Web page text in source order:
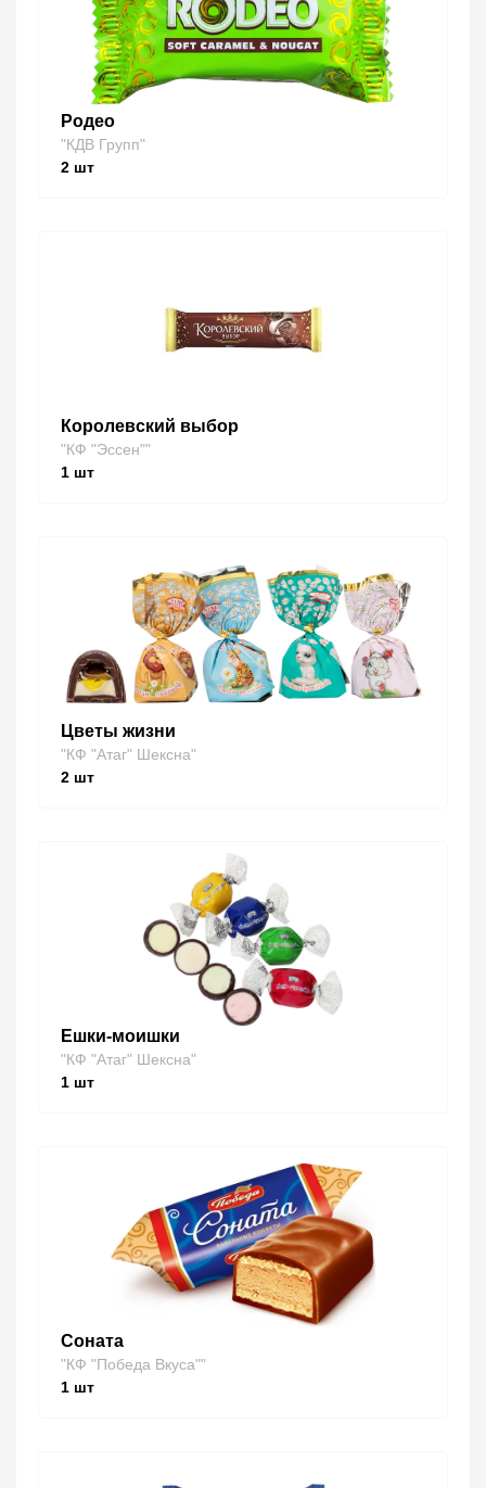
Родео
"КДВ Групп"
2 шт
Королевский выбор
"КФ "Эссен""
1 шт
Цветы жизни
"КФ "Атаг" Шексна"
2 шт
Ешки-моишки
"КФ "Атаг" Шексна"
1 шт
Соната
"КФ "Победа Вкуса""
1 шт